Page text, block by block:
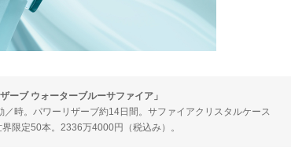
ーブ ウォーターブルーサファイア」
時。パワーリザーブ約14日間。サファイアクリスタルケース
限定50本。2336万4000円（税込み）。